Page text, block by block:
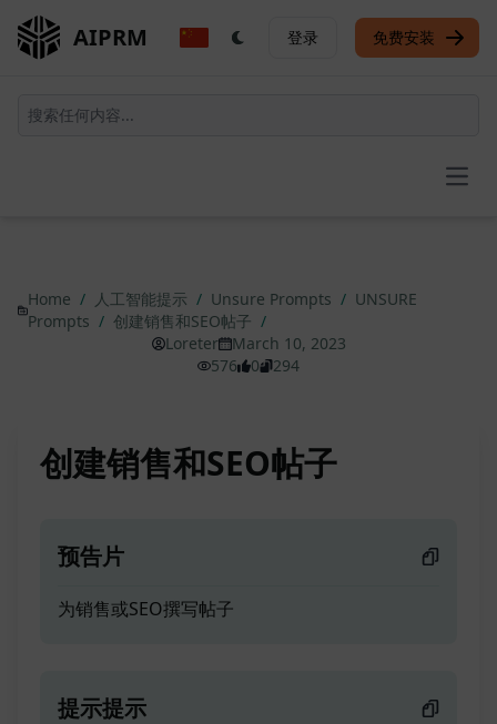
AIPRM 登录 免费安装
Home / 人工智能提示 / Unsure Prompts / UNSURE
Prompts / 创建销售和SEO帖子 /
Loreter
March 10, 2023
576
0 294
创建销售和SEO帖子
预告片
为销售或SEO撰写帖子
提示提示